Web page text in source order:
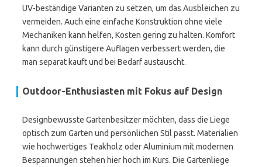
UV-beständige Varianten zu setzen, um das Ausbleichen zu
vermeiden. Auch eine einfache Konstruktion ohne viele
Mechaniken kann helfen, Kosten gering zu halten. Komfort
kann durch günstigere Auflagen verbessert werden, die
man separat kauft und bei Bedarf austauscht.
Outdoor-Enthusiasten mit Fokus auf Design
Designbewusste Gartenbesitzer möchten, dass die Liege
optisch zum Garten und persönlichen Stil passt. Materialien
wie hochwertiges Teakholz oder Aluminium mit modernen
Bespannungen stehen hier hoch im Kurs. Die Gartenliege